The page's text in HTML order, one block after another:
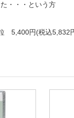
・・・という方
5,400円(税込5,832